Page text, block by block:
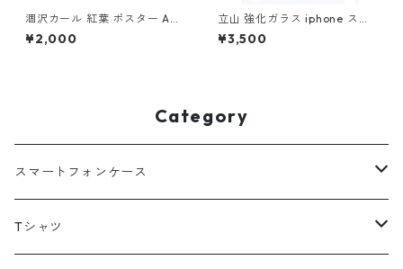
涸沢カール 紅葉 ポスター A4
A3 A2 A1 イラスト 山 登山 ア
ウトドア フレームなし
¥2,000
立山 強化ガラス iphone スマ
ホケース スマホカバーアウト
ドア 登山 山 ブルー 青
¥3,500
Category
スマートフォンケース
海外
Tシャツ